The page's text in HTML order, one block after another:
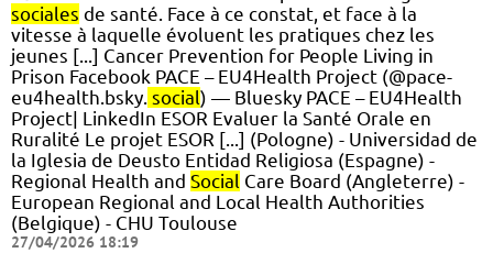
sociales de santé. Face à ce constat, et face à la
vitesse à laquelle évoluent les pratiques chez les
jeunes [...] Cancer Prevention for People Living in
Prison Facebook PACE – EU4Health Project (@pace-
eu4health.bsky. social) — Bluesky PACE – EU4Health
Project| LinkedIn ESOR Evaluer la Santé Orale en
Ruralité Le projet ESOR [...] (Pologne) - Universidad de
la Iglesia de Deusto Entidad Religiosa (Espagne) -
Regional Health and Social Care Board (Angleterre) -
European Regional and Local Health Authorities
(Belgique) - CHU Toulouse
27/04/2026 18:19